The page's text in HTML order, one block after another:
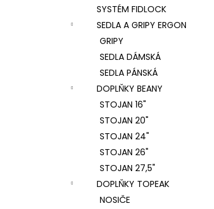
SYSTÉM FIDLOCK
SEDLA A GRIPY ERGON
GRIPY
SEDLA DÁMSKÁ
SEDLA PÁNSKÁ
DOPLŇKY BEANY
STOJAN 16"
STOJAN 20"
STOJAN 24"
STOJAN 26"
STOJAN 27,5"
DOPLŇKY TOPEAK
NOSIČE